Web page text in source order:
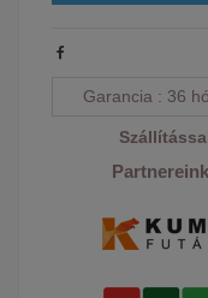
Garancia 36
Partnereink